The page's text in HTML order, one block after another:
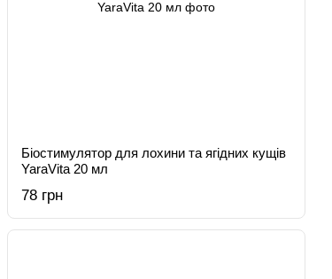
Біостимулятор для лохини та ягідних кущів
YaraVita 20 мл
78 грн